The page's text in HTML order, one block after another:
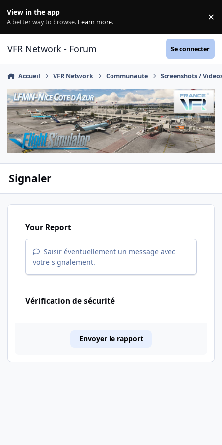
View in the app
A better way to browse. Learn more. ×
VFR Network - Forum Se connecter
Accueil VFR Network Communauté Screenshots /
Signaler
Your Report
Saisir éventuellement un message avec
votre signalement.
Vérification de sécurité
Envoyer le rapport